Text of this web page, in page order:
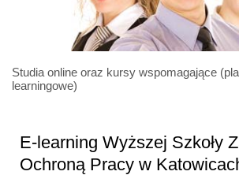
Studia online oraz kursy wspomagające
learningowe)
E-learning Wyższej Szkoły
Ochroną Pracy w